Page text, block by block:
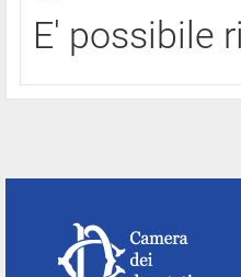
E' possibile